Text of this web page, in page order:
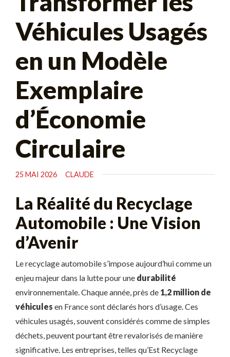
Véhicules Usagés
en un Modèle
Exemplaire
d’Économie
Circulaire
25 MAI 2026 CLAUDE
La Réalité du Recyclage
Automobile : Une Vision
d’Avenir
Le recyclage automobile s’impose aujourd’hui comme un
enjeu majeur dans la lutte pour une durabilité
environnementale. Chaque année, près de 1,2 million de
véhicules en France sont déclarés hors d’usage. Ces
véhicules usagés, souvent considérés comme de simples
déchets, peuvent pourtant être revalorisés de manière
significative. Les entreprises, telles qu’Est Recyclage